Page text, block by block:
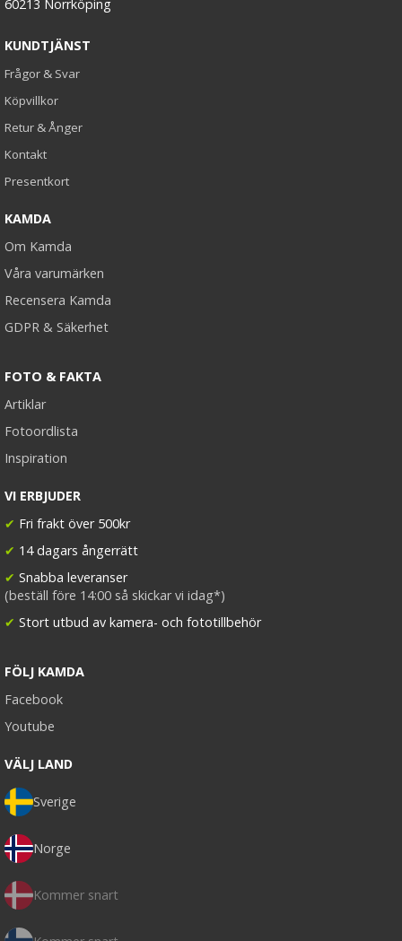
60213 Norrköping
KUNDTJÄNST
Frågor & Svar
Köpvillkor
Retur & Ånger
Kontakt
Presentkort
KAMDA
Om Kamda
Våra varumärken
Recensera Kamda
GDPR & Säkerhet
FOTO & FAKTA
Artiklar
Fotoordlista
Inspiration
VI ERBJUDER
✔ Fri frakt över 500kr
✔ 14 dagars ångerrätt
✔ Snabba leveranser
(beställ före 14:00 så skickar vi idag*)
✔ Stort utbud av kamera- och fototillbehör
FÖLJ KAMDA
Facebook
Youtube
VÄLJ LAND
Sverige
Norge
Kommer snart